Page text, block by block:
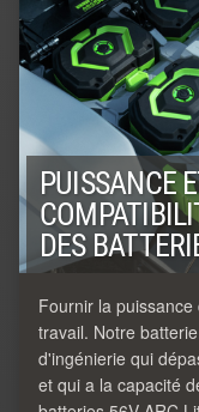
PUISSANCE
DES
Fournir la
travail. Notre
d'ingénierie qui
et qui a la capacité